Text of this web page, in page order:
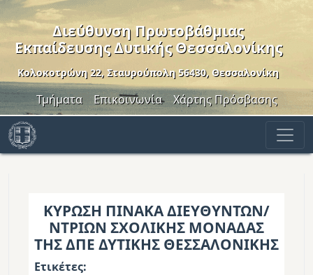
Παράκαμψη προς το κυρίως περιεχόμενο
Διεύθυνση Πρωτοβάθμιας
Εκπαίδευσης Δυτικής Θεσσαλονίκης
Κολοκοτρώνη 22, Σταυρούπολη 56430, Θεσσαλονίκη
Header Menu
Τμήματα Επικοινωνία Χάρτης Πρόσβασης
ΚΥΡΩΣΗ ΠΙΝΑΚΑ ΔΙΕΥΘΥΝΤΩΝ/
ΝΤΡΙΩΝ ΣΧΟΛΙΚΗΣ ΜΟΝΑΔΑΣ
ΤΗΣ ΔΠΕ ΔΥΤΙΚΗΣ ΘΕΣΣΑΛΟΝΙΚΗΣ
Ετικέτες